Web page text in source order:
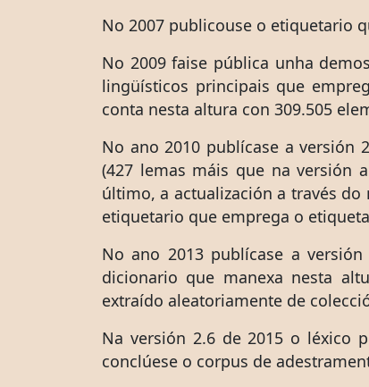
No 2007 publicouse o etiquetario
No 2009 faise pública unha
lingüísticos principais que
conta nesta altura con 309.505
No ano 2010 publícase a versión
(427 lemas máis que na versión
último, a actualización a través
etiquetario que emprega o
No ano 2013 publícase a
dicionario que manexa nesta
extraído aleatoriamente de
Na versión 2.6 de 2015 o léxico
conclúese o corpus de